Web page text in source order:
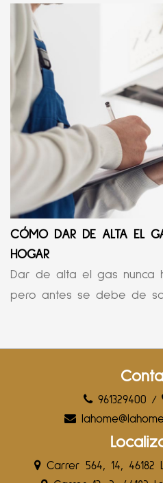
CÓMO DAR DE ALTA EL
HOGAR
Dar de alta el gas nunca
pero antes se debe de
961329400 /
Carrer 564, 14, 46182